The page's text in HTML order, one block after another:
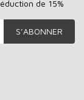
de 15%
S’ABONNER